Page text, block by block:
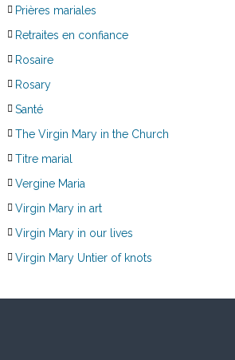
Prières mariales
Retraites en confiance
Rosaire
Rosary
Santé
The Virgin Mary in the Church
Titre marial
Vergine Maria
Virgin Mary in art
Virgin Mary in our lives
Virgin Mary Untier of knots